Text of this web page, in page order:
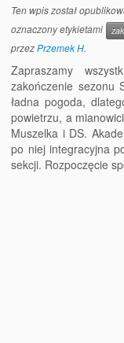
Ten wpis został
oznaczony etykietami
przezPrzemek H.
Zapraszamy
zakończenie sezonu
ładna pogoda,
powietrzu, a
Muszelka i DS.
po niej integracyjna
sekcji. Rozpoczęcie